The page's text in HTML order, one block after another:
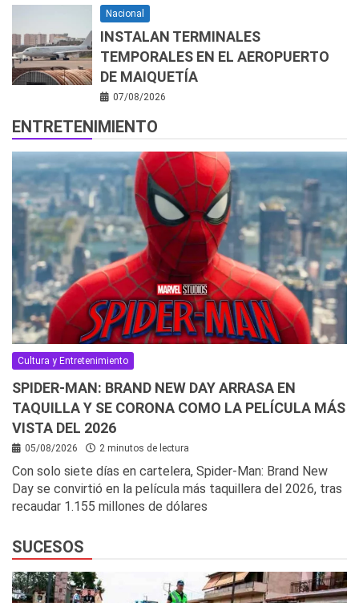
Nacional
INSTALAN TERMINALES
TEMPORALES EN EL AEROPUERTO
DE MAIQUETÍA
07/08/2026
ENTRETENIMIENTO
Cultura y Entretenimiento
SPIDER-MAN: BRAND NEW DAY ARRASA EN
TAQUILLA Y SE CORONA COMO LA PELÍCULA MÁS
VISTA DEL 2026
05/08/2026 2 minutos de lectura
Con solo siete días en cartelera, Spider-Man: Brand New
Day se convirtió en la película más taquillera del 2026, tras
recaudar 1.155 millones de dólares
SUCESOS